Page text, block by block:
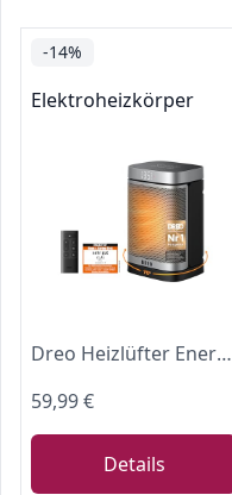
-14%
Elektroheizkörper
Dreo Heizlüfter Energiesparend Klein, 1500W Heizung Elektrisch mit Thermostat, 70° Oszillierend Elektroheizung, PTC Keramik Heizlüfter Leise, ECO-Modus, 12-Std-Timer, Überhitzungs- & Kippschutz
59,99 €
Details